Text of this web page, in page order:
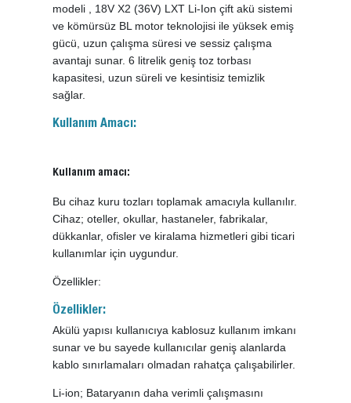
modeli , 18V X2 (36V) LXT Li-Ion çift akü sistemi
ve kömürsüz BL motor teknolojisi ile yüksek emiş
gücü, uzun çalışma süresi ve sessiz çalışma
avantajı sunar. 6 litrelik geniş toz torbası
kapasitesi, uzun süreli ve kesintisiz temizlik
sağlar.
Kullanım Amacı:
Kullanım amacı:
Bu cihaz kuru tozları toplamak amacıyla kullanılır.
Cihaz; oteller, okullar, hastaneler, fabrikalar,
dükkanlar, ofisler ve kiralama hizmetleri gibi ticari
kullanımlar için uygundur.
Özellikler:
Özellikler:
Akülü yapısı kullanıcıya kablosuz kullanım imkanı
sunar ve bu sayede kullanıcılar geniş alanlarda
kablo sınırlamaları olmadan rahatça çalışabilirler.
Li-ion; Bataryanın daha verimli çalışmasını